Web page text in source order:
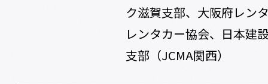
ク滋賀支部、大阪府レン
レンタカー協会、日本建
支部（JCMA関西）